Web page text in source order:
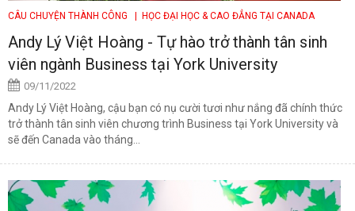
CÂU CHUYỆN THÀNH CÔNG | HỌC ĐẠI HỌC & CAO ĐẲNG TẠI CANADA
Andy Lý Việt Hoàng - Tự hào trở thành tân sinh
viên ngành Business tại York University
09/11/2022
Andy Lý Việt Hoàng, cậu bạn có nụ cười tươi như nắng đã chính thức
trở thành tân sinh viên chương trình Business tại York University và
sẽ đến Canada vào tháng...